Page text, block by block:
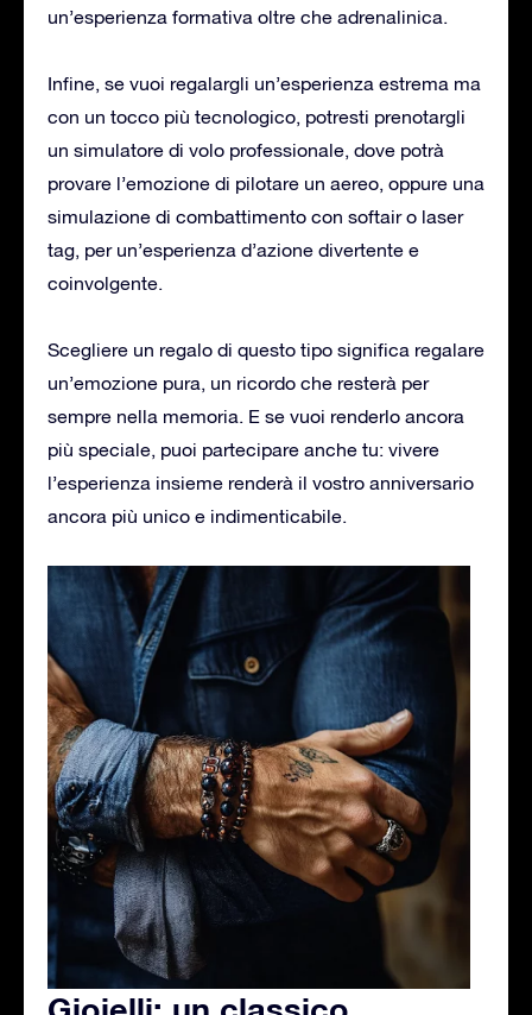
un’esperienza formativa oltre che adrenalinica.
Infine, se vuoi regalargli un’esperienza estrema ma
con un tocco più tecnologico, potresti prenotargli
un simulatore di volo professionale, dove potrà
provare l’emozione di pilotare un aereo, oppure una
simulazione di combattimento con softair o laser
tag, per un’esperienza d’azione divertente e
coinvolgente.
Scegliere un regalo di questo tipo significa regalare
un’emozione pura, un ricordo che resterà per
sempre nella memoria. E se vuoi renderlo ancora
più speciale, puoi partecipare anche tu: vivere
l’esperienza insieme renderà il vostro anniversario
ancora più unico e indimenticabile.